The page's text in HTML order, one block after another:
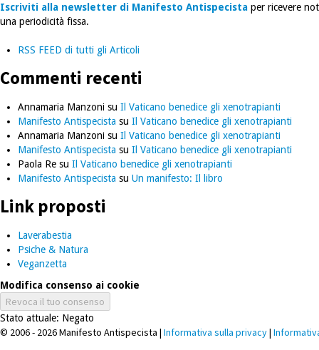
Iscriviti alla newsletter di Manifesto Antispecista per ricevere
una periodicità fissa.
RSS FEED di tutti gli Articoli
Commenti recenti
Annamaria Manzoni su Il Vaticano benedice gli xenotrapianti
Manifesto Antispecista su Il Vaticano benedice gli xenotrapianti
Annamaria Manzoni su Il Vaticano benedice gli xenotrapianti
Manifesto Antispecista su Il Vaticano benedice gli xenotrapianti
Paola Re su Il Vaticano benedice gli xenotrapianti
Manifesto Antispecista su Un manifesto: Il libro
Link proposti
Laverabestia
Psiche & Natura
Veganzetta
Modifica consenso ai cookie
Revoca il tuo consenso
Stato attuale: Negato
© 2006 - 2026 Manifesto Antispecista | Informativa sulla privacy|